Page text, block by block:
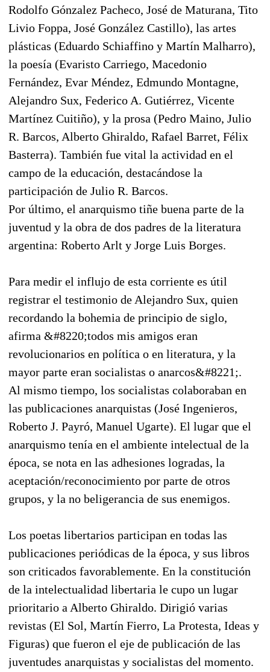
Rodolfo Gónzalez Pacheco, José de Maturana, Tito
Livio Foppa, José González Castillo), las artes
plásticas (Eduardo Schiaffino y Martín Malharro),
la poesía (Evaristo Carriego, Macedonio
Fernández, Evar Méndez, Edmundo Montagne,
Alejandro Sux, Federico A. Gutiérrez, Vicente
Martínez Cuitiño), y la prosa (Pedro Maino, Julio
R. Barcos, Alberto Ghiraldo, Rafael Barret, Félix
Basterra). También fue vital la actividad en el
campo de la educación, destacándose la
participación de Julio R. Barcos.
Por último, el anarquismo tiñe buena parte de la
juventud y la obra de dos padres de la literatura
argentina: Roberto Arlt y Jorge Luis Borges.
Para medir el influjo de esta corriente es útil
registrar el testimonio de Alejandro Sux, quien
recordando la bohemia de principio de siglo,
afirma &#8220;todos mis amigos eran
revolucionarios en política o en literatura, y la
mayor parte eran socialistas o anarcos&#8221;.
Al mismo tiempo, los socialistas colaboraban en
las publicaciones anarquistas (José Ingenieros,
Roberto J. Payró, Manuel Ugarte). El lugar que el
anarquismo tenía en el ambiente intelectual de la
época, se nota en las adhesiones logradas, la
aceptación/reconocimiento por parte de otros
grupos, y la no beligerancia de sus enemigos.
Los poetas libertarios participan en todas las
publicaciones periódicas de la época, y sus libros
son criticados favorablemente. En la constitución
de la intelectualidad libertaria le cupo un lugar
prioritario a Alberto Ghiraldo. Dirigió varias
revistas (El Sol, Martín Fierro, La Protesta, Ideas y
Figuras) que fueron el eje de publicación de las
juventudes anarquistas y socialistas del momento.